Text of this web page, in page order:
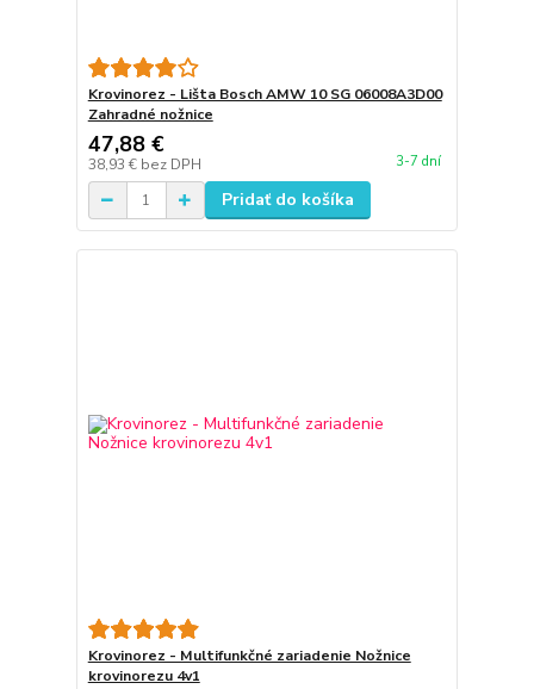
Krovinorez - Lišta Bosch AMW 10 SG 06008A3D00
Zahradné nožnice
47,88 €
38,93 € bez DPH 3-7 dní
Pridať do košíka
Krovinorez - Multifunkčné zariadenie Nožnice
krovinorezu 4v1